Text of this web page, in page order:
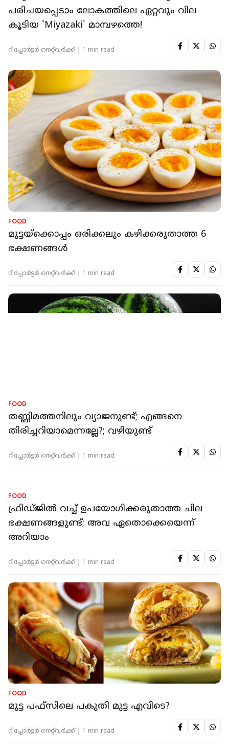
പരിചയപ്പെടാം ലോകത്തിലെ ഏറ്റവും വില
കൂടിയ 'Miyazaki' മാമ്പഴത്തെ!
റിപ്പോർട്ടർ നെറ്റ്‌വര്‍ക്ക്‌ 1 min read
FOOD
മുട്ടയ്‌ക്കൊപ്പം ഒരിക്കലും കഴിക്കരുതാത്ത 6
ഭക്ഷണങ്ങൾ
റിപ്പോർട്ടർ നെറ്റ്‌വര്‍ക്ക്‌ 1 min read
FOOD
തണ്ണിമത്തനിലും വ്യാജനുണ്ട്; എങ്ങനെ
തിരിച്ചറിയാമെന്നല്ലേ?; വഴിയുണ്ട്‌
റിപ്പോർട്ടർ നെറ്റ്‌വര്‍ക്ക്‌ 1 min read
FOOD
ഫ്രിഡ്ജില്‍ വച്ച് ഉപയോഗിക്കരുതാത്ത ചില
ഭക്ഷണങ്ങളുണ്ട്; അവ ഏതൊക്കെയെന്ന്
അറിയാം
റിപ്പോർട്ടർ നെറ്റ്‌വര്‍ക്ക്‌ 1 min read